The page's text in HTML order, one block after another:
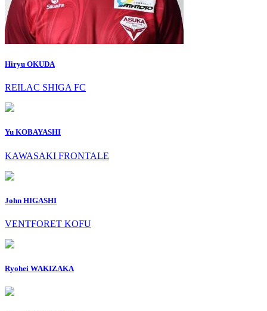
Hiryu OKUDA
REILAC SHIGA FC
Yu KOBAYASHI
KAWASAKI FRONTALE
John HIGASHI
VENTFORET KOFU
Ryohei WAKIZAKA